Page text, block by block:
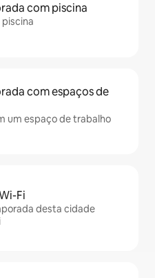
com piscina
com espaços de
um espaço de trabalho
Fi
desta cidade